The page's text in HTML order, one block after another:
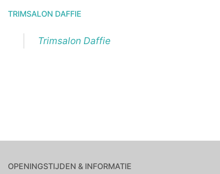
TRIMSALON DAFFIE
Trimsalon Daffie
OPENINGSTIJDEN & INFORMATIE